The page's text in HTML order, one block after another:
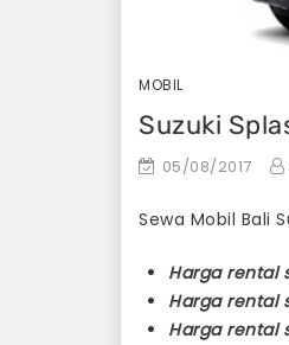
MOBIL
Suzuki
05/08/2017
Sewa Mobil Bali
Harga rental
Harga rental
Harga rental